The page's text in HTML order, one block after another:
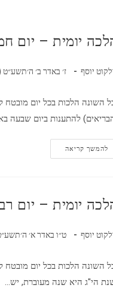
יומית – יום
יוסף פורסם:
ז׳ באדר ב׳ ה׳תשע״ט (14/03/
השונה הלכות בכל יום
להתענות ביום שבעה
להמשך קריאההלכה
יומית
אדר
ב'
יומית – יום
יוסף פורסם:
ט״ו באדר א׳ ה׳תשע״ט (20/02/
השונה הלכות בכל יום
הי"ג היא שנה מעוברת, יש…